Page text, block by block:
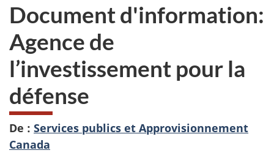
Document d'information:
Agence de
l’investissement pour la
défense
De : Services publics et Approvisionnement
Canada